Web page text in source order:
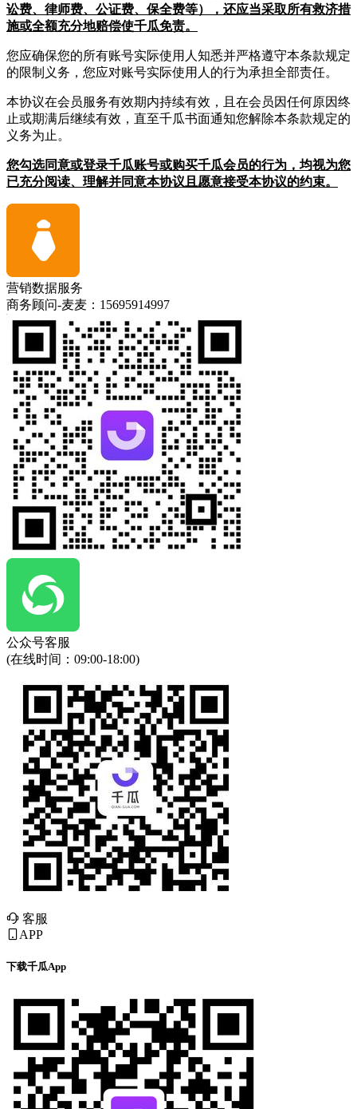
讼费、律师费、公证费、保全费等），还应当采取所有救济措
施或全额充分地赔偿使千瓜免责。
您应确保您的所有账号实际使用人知悉并严格遵守本条款规定
的限制义务，您应对账号实际使用人的行为承担全部责任。
本协议在会员服务有效期内持续有效，且在会员因任何原因终
止或期满后继续有效，直至千瓜书面通知您解除本条款规定的
义务为止。
您勾选同意或登录千瓜账号或购买千瓜会员的行为，均视为您
已充分阅读、理解并同意本协议且愿意接受本协议的约束。
营销数据服务
商务顾问-麦麦：15695914997
公众号客服
(在线时间： 09:00-18:00)
客服
APP
下载千瓜App